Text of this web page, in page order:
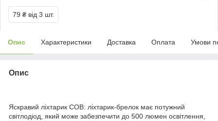
79 ₴ від 3 шт.
Опис Характеристики Доставка Оплата Умови
Опис
Яскравий ліхтарик COB: ліхтарик-брелок має потужний
світлодіод, який може забезпечити до 500 люмен освітлення,